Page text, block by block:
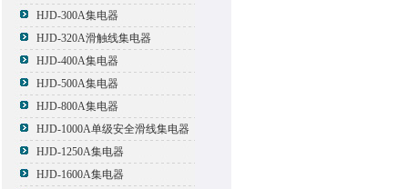
HJD-300A集电器
HJD-320A滑触线集电器
HJD-400A集电器
HJD-500A集电器
HJD-800A集电器
HJD-1000A单级安全滑线集电器
HJD-1250A集电器
HJD-1600A集电器